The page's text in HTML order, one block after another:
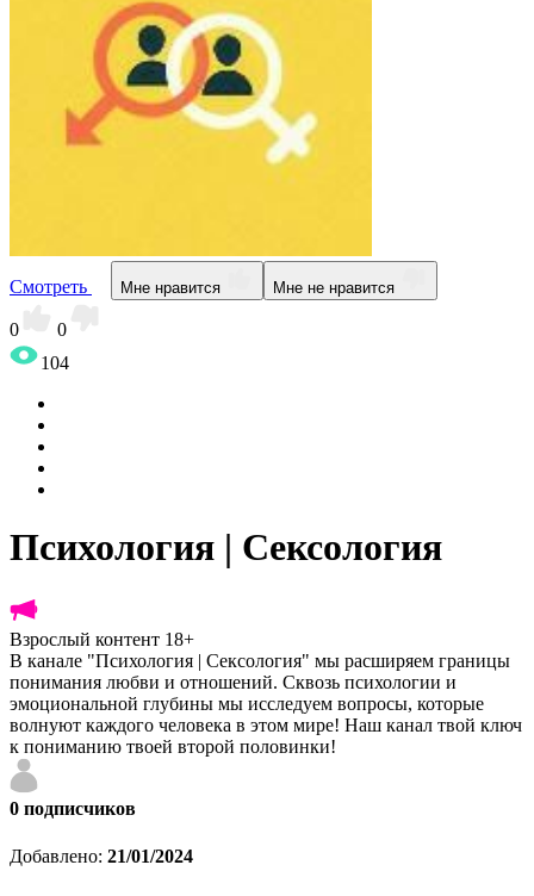
Смотреть Мне нравится Мне не нравится
0
0
104
Психология | Сексология
Взрослый контент 18+
В канале "Психология | Сексология" мы расширяем границы
понимания любви и отношений. Сквозь психологии и
эмоциональной глубины мы исследуем вопросы, которые
волнуют каждого человека в этом мире! Наш канал твой ключ
к пониманию твоей второй половинки!
0 подписчиков
Добавлено: 21/01/2024